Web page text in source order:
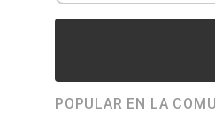
POPULAR EN LA